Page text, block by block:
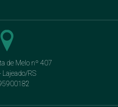
de Melo nº 407
Lajeado/RS